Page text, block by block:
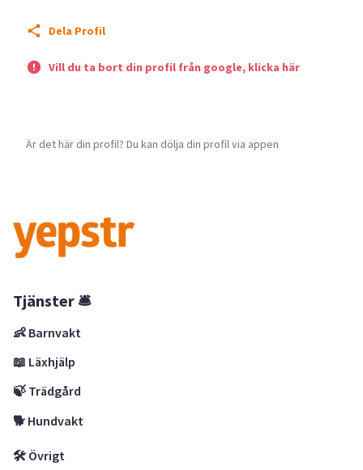
Dela Profil
Vill du ta bort din profil från google, klicka här
Är det här din profil? Du kan dölja din profil via appen
Tjänster 🛎
👶 Barnvakt
📖 Läxhjälp
🍃 Trädgård
🐕 Hundvakt
🛠 Övrigt